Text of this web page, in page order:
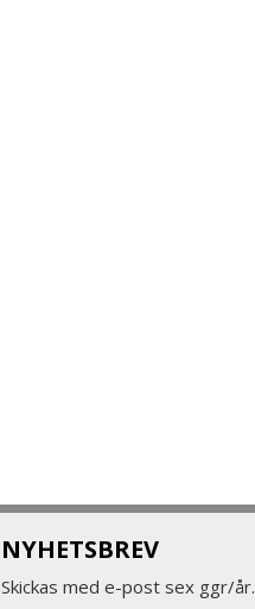
NYHETSBREV
Skickas med e-post sex ggr/år.